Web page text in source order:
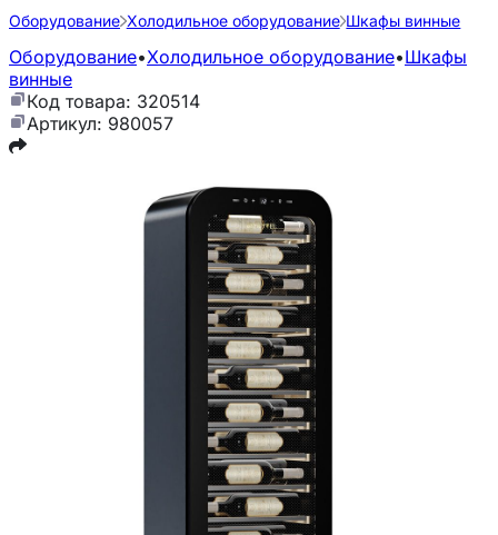
Оборудование Холодильное оборудование Шкафы винные
Оборудование•Холодильное оборудование•Шкафы
винные
Код товара: 320514
Артикул: 980057